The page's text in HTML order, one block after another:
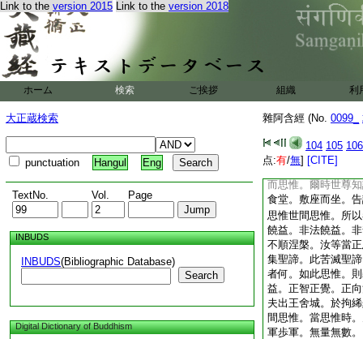
Link to the version 2015 Link to the version 2018
ホーム 検索 ご挨拶 組織 利
大正蔵検索
punctuation Hangul Eng
TextNo. Vol. Page
INBUDS
INBUDS(Bibliographic Database)
Search
Digital Dictionary of Buddhism
雜阿含經 (No. 0099_
104 105 106
点:有/無] [CITE]
於四聖諦。當未無
上欲。學無間等。
所説。歡喜奉行
雜阿含經卷第十五
雜阿含經卷第十六
宋天竺三藏求那
雜因誦第三品之四
10
(四〇七) 如是
竹園。時有衆多比
而思惟。爾時世尊
食堂。敷座而坐。
思惟世間思惟。所
饒益。非法饒益。
不順涅槃。汝等當
集聖諦。此苦滅聖
者何。如此思惟。
益。正智正覺。正
夫出王舍城。於拘
間思惟。當思惟時
軍歩軍。無量無數